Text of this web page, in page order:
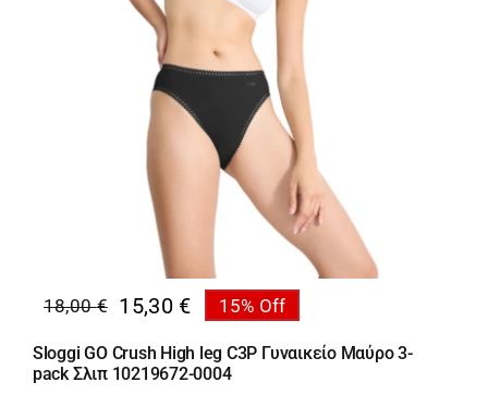
18,00€
Original
price
was:
15,30 €
Η
τρέχουσα
τιμή
15% Off
Sloggi GO Crush High leg C3P Γυναικείο Μαύρο 3-
pack Σλιπ 10219672-0004